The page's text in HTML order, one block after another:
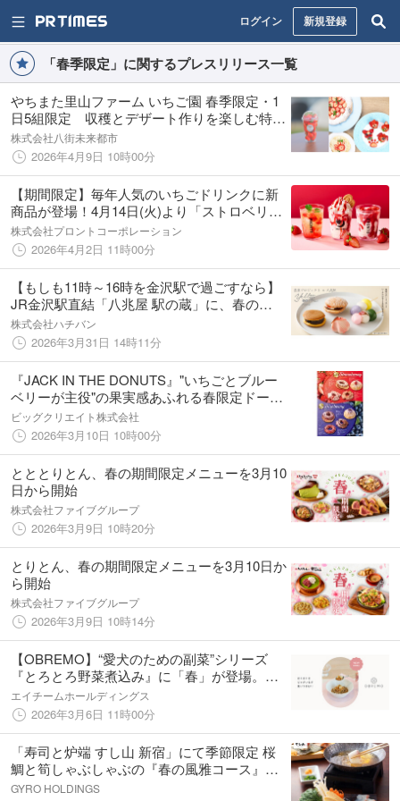
ログイン 新規登録
「春季限定」に関するプレスリリース一覧
やちまた里山ファーム いちご園 春季限定・1
日5組限定 収穫とデザート作りを楽しむ特別
プラン
株式会社八街未来都市
2026年4月9日 10時00分
【期間限定】毎年人気のいちごドリンクに新
商品が登場！4月14日(火)より「ストロベリー
ヨーグルトラテ」「いちごのジャスミンティ
ーソーダ」発売開始
株式会社プロントコーポレーション
2026年4月2日 11時00分
【もしも11時～16時を金沢駅で過ごすなら】
JR金沢駅直結「八兆屋 駅の蔵」に、春の
「Yell応援菓」が新登場
株式会社ハチバン
2026年3月31日 14時11分
『JACK IN THE DONUTS』"いちごとブルー
ベリーが主役"の果実感あふれる春限定ドーナ
ツが登場。3月18日（水）より期間限定販売
ビッグクリエイト株式会社
2026年3月10日 10時00分
とととりとん、春の期間限定メニューを3月10
日から開始
株式会社ファイブグループ
2026年3月9日 10時20分
とりとん、春の期間限定メニューを3月10日か
ら開始
株式会社ファイブグループ
2026年3月9日 10時14分
【OBREMO】“愛犬のための副菜”シリーズ
『とろとろ野菜煮込み』に「春」が登場。つ
いに日本の四季を彩る全ラインナップが勢揃
い！
エイチームホールディングス
2026年3月6日 11時00分
「寿司と炉端 すし山 新宿」にて季節限定 桜
鯛と筍しゃぶしゃぶの『春の風雅コース』が
登場
GYRO HOLDINGS